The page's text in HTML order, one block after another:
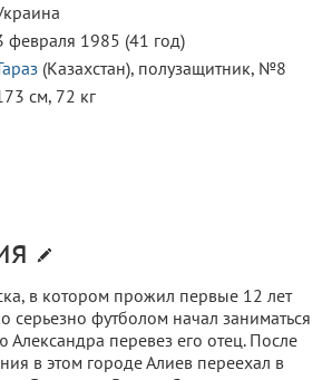
февраля 1985 (41 год)
(Казахстан), полузащитник, №8
см, 72 кг
в котором прожил первые 12 лет
серьезно футболом начал заниматься
Александра перевез его отец. После
в этом городе Алиев переехал в